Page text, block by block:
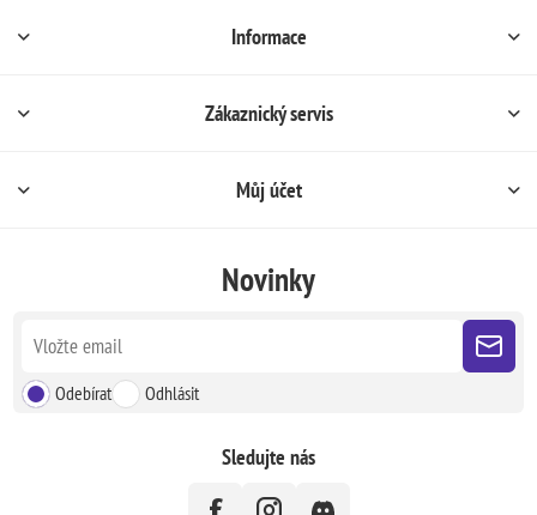
Informace
Zákaznický servis
Můj účet
Novinky
Odebírat Odhlásit
Sledujte nás